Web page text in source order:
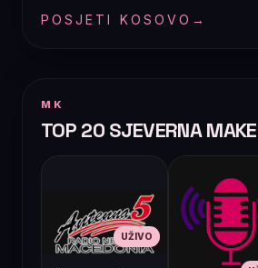
POSJETI KOSOVO →
MK
TOP 20 SJEVERNA
UŽIVO